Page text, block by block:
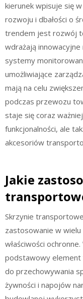
kierunek wpisuje się
rozwoju i dbałości o
trendem jest rozwój
wdrażają
systemy
umożliwiające
mają na celu
podczas przewozu
staje się coraz
funkcjonalności, ale
akcesoriów
Jakie
Skrzynie
zastosowanie w wielu
właściwości
podstawowy element
do przechowywania
żywności i napojów